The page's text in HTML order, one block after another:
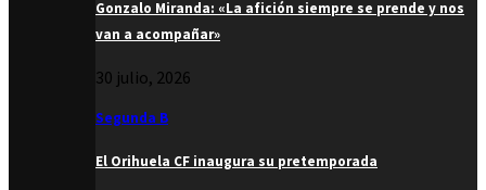
Gonzalo Miranda: «La afición siempre se prende y nos
van a acompañar»
30 julio, 2026
Segunda B
El Orihuela CF inaugura su pretemporada